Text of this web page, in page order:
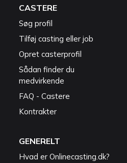
CASTERE
Søg profil
Tilføj casting eller job
Opret casterprofil
Sådan finder du
medvirkende
FAQ - Castere
Kontrakter
GENERELT
Hvad er Onlinecasting.dk?